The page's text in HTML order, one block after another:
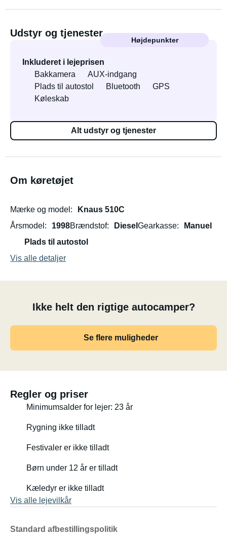
Udstyr og tjenester
Højdepunkter
Inkluderet i lejeprisen
Bakkamera
AUX-indgang
Plads til autostol
Bluetooth
GPS
Køleskab
Alt udstyr og tjenester
Om køretøjet
Mærke og model
Knaus 510C
Årsmodel
1998Brændstof Diesel Gearkasse
Manuel
Plads til autostol
Vis alle detaljer
Ikke helt den rigtige autocamper?
Se flere muligheder
Regler og priser
Minimumsalder for lejer: 23 år
Rygning ikke tilladt
Festivaler er ikke tilladt
Børn under 12 år er tilladt
Kæledyr er ikke tilladt
Vis alle lejevilkår
Standard afbestillingspolitik